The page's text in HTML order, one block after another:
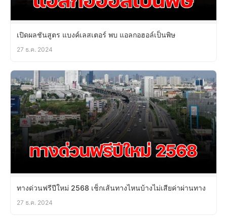
เปิดผลชันสูตร แบงค์เลสเตอร์ พบ แอลกอฮอล์เป็นพิษ
27 ธ.ค. 2024
ทางด่วนฟรีปีใหม่ 2568 เช็กเส้นทางไหนบ้างไม่เสียค่าผ่านทาง
27 ธ.ค. 2024